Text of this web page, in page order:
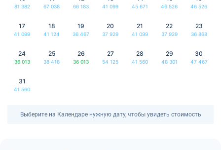
81 382 67 038 66 183 41 099 45 671 46 526 46 526
17
41 099
18
41 124
19
36 467
20
37 929
21
41 099
22
37 929
23
36 868
24
36 013
25
38 418
26
36 013
27
54 125
28
41 560
29
48 301
30
47 467
31
41 560
Выберите на Календаре нужную дату, чтобы увидеть стоимость